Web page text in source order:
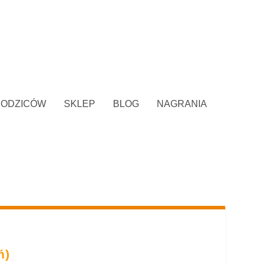
SKLEP BLOG NAGRANIA